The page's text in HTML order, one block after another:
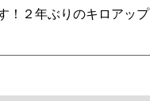
！２年ぶりのキロアップ